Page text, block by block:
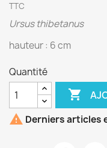
TTC
Ursus thibetanus
hauteur : 6 cm
Quantité

 Derniers articles